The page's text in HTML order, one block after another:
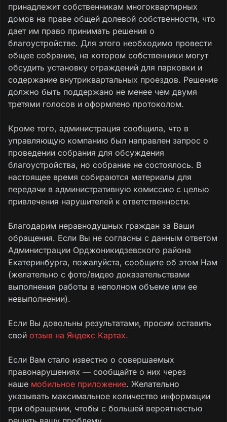
принадлежит собственникам многоквартирных
домов на праве общей долевой собственности, что
дает им право принимать решения о
благоустройстве. Для этого необходимо провести
общее собрание, на котором собственники могут
обсудить установку ограждений для парковки и
содержание внутриквартальных проездов. Решение
должно быть поддержано не менее чем двумя
третями голосов и оформлено протоколом.
Кроме того, администрация сообщила, что в
управляющую компанию был направлен запрос о
проведении собрания для обсуждения
благоустройства, но собрание не состоялось. В
настоящее время собираются материалы для
передачи в административную комиссию с целью
привлечения нарушителей к ответственности.
Благодарим неравнодушных граждан за Ваши
обращения. Если Вы не согласны с данным ответом
Администрации Орджоникидзевского района
Екатеринбурга, пожалуйста, сообщите об этом Нам
(желательно с фото/видео доказательствами
выполнения работы в неполном объеме или ее
невыполнении).
Если Вы довольны результатами, просим оставить
свой отзыв на Яндекс Картах.
Если Вам стало известно о совершаемых
правонарушениях — сообщайте о них через
наше мобильное приложение. Желательно
указывать максимальное количество информации
при обращении, чтобы с большей вероятностью